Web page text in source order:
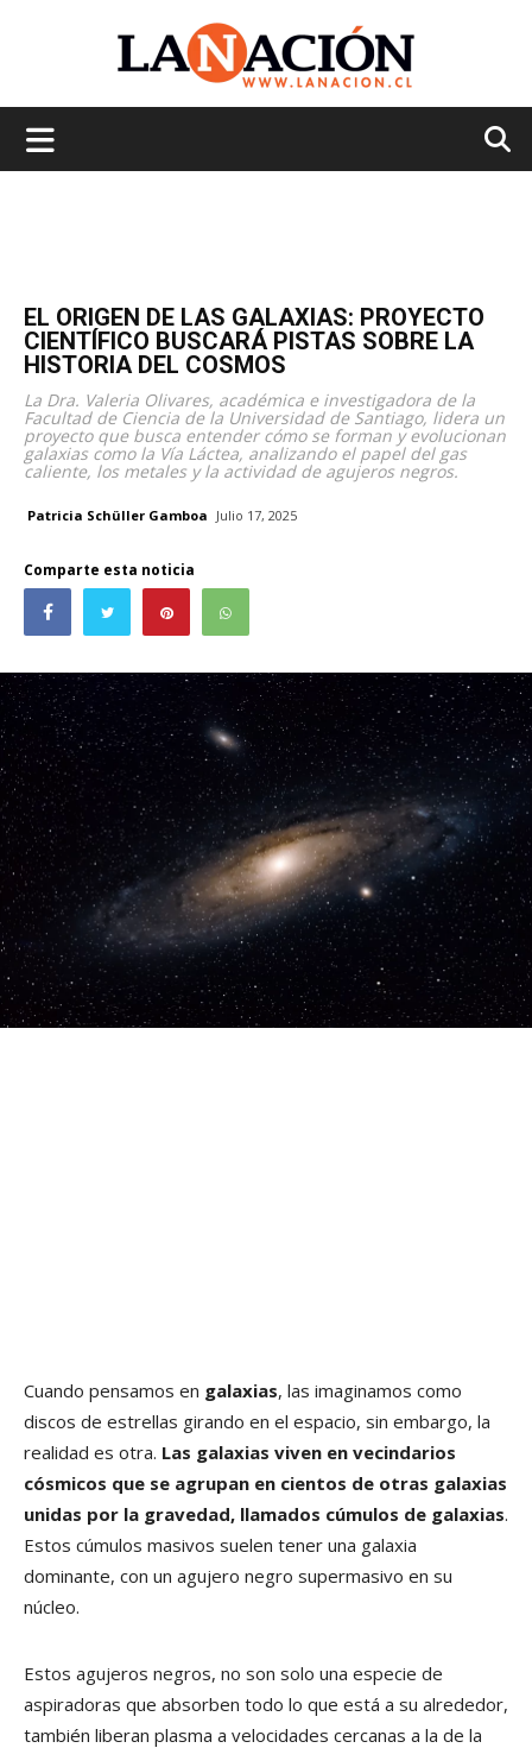
EL ORIGEN DE LAS GALAXIAS: PROYECTO
CIENTÍFICO BUSCARÁ PISTAS SOBRE LA
HISTORIA DEL COSMOS
La Dra. Valeria Olivares, académica e investigadora de la
Facultad de Ciencia de la Universidad de Santiago, lidera un
proyecto que busca entender cómo se forman y evolucionan
galaxias como la Vía Láctea, analizando el papel del gas
caliente, los metales y la actividad de agujeros negros.
Patricia Schüller Gamboa Julio 17, 2025
Comparte esta noticia
Cuando pensamos en galaxias, las imaginamos como
discos de estrellas girando en el espacio, sin embargo, la
realidad es otra. Las galaxias viven en vecindarios
cósmicos que se agrupan en cientos de otras galaxias
unidas por la gravedad, llamados cúmulos de galaxias.
Estos cúmulos masivos suelen tener una galaxia
dominante, con un agujero negro supermasivo en su
núcleo.
Estos agujeros negros, no son solo una especie de
aspiradoras que absorben todo lo que está a su alrededor,
también liberan plasma a velocidades cercanas a la de la